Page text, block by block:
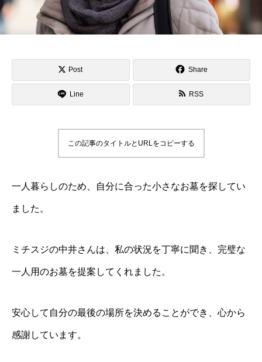
Post Share
Line RSS
この記事のタイトルとURLをコピーする
一人暮らしのため、自分に合った小さなお墓を探してい
ました。
ミチスジの中井さんは、私の状況を丁寧に聞き、完璧な
一人用のお墓を提案してくれました。
安心して自分の最後の場所を決めることができ、心から
感謝しています。